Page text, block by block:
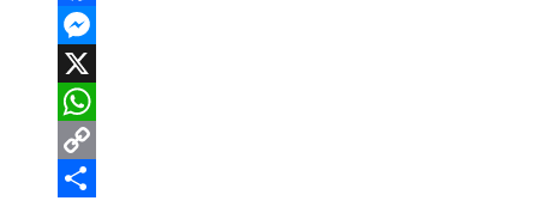
Facebook
Messenger
X
WhatsApp
Copy